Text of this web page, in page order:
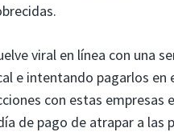
viral en línea con una
e intentando pagarlos
con estas empresas
de pago de atrapar a las